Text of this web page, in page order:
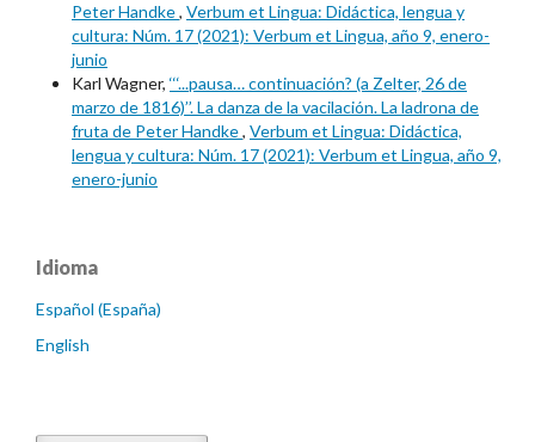
Peter Handke, Verbum et Lingua: Didáctica, lengua y
cultura: Núm. 17 (2021): Verbum et Lingua, año 9, enero-
junio
Karl Wagner, ‘‘‘...pausa… continuación? (a Zelter, 26 de
marzo de 1816)’’. La danza de la vacilación. La ladrona de
fruta de Peter Handke, Verbum et Lingua: Didáctica,
lengua y cultura: Núm. 17 (2021): Verbum et Lingua, año 9,
enero-junio
Idioma
Español (España)
English